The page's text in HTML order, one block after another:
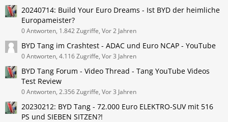
20240714: Build Your Euro Dreams - Ist BYD der heimliche
Europameister?
0 Antworten, 1.842 Zugriffe, Vor 2 Jahren
BYD Tang im Crashtest - ADAC und Euro NCAP - YouTube
0 Antworten, 4.116 Zugriffe, Vor 3 Jahren
BYD Tang Forum - Video Thread - Tang YouTube Videos
Test Review
0 Antworten, 2.356 Zugriffe, Vor 3 Jahren
20230212: BYD Tang - 72.000 Euro ELEKTRO-SUV mit 516
PS und SIEBEN SITZEN?!